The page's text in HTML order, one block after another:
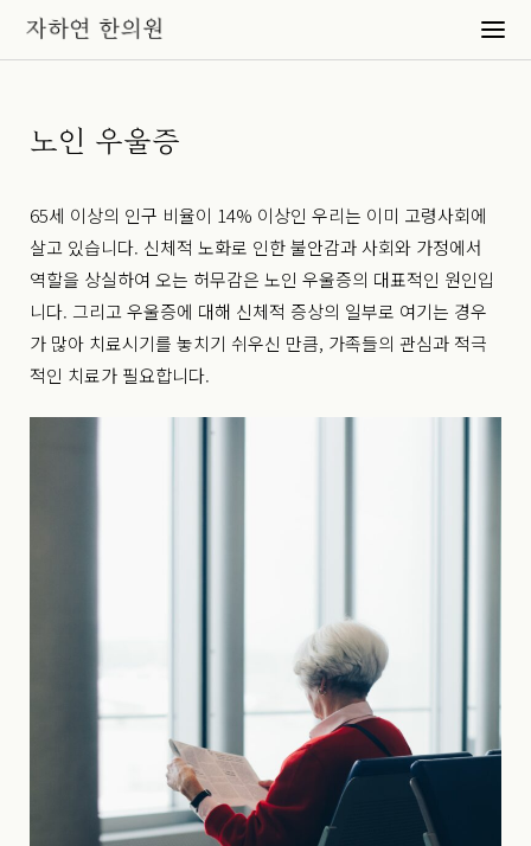
노인 우울증​
65세 이상의 인구 비율이 14% 이상인 우리는 이미 고령사회에
살고 있습니다. 신체적 노화로 인한 불안감과 사회와 가정에서
역할을 상실하여 오는 허무감은 노인 우울증의 대표적인 원인입
니다. 그리고 우울증에 대해 신체적 증상의 일부로 여기는 경우
가 많아 치료시기를 놓치기 쉬우신 만큼, 가족들의 관심과 적극
적인 치료가 필요합니다.